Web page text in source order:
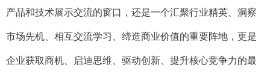
产品和技术展示交流的窗口，还是一个汇聚行业精英、洞察
市场先机、相互交流学习、缔造商业价值的重要阵地，更是
企业获取商机、启迪思维、驱动创新、提升核心竞争力的最